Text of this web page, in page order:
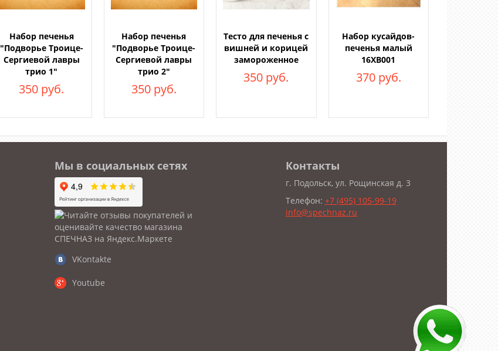
Набор печенья
"Подворье Троице-
Сергиевой лавры
трио 1"
350 руб.
Набор печенья
"Подворье Троице-
Сергиевой лавры
трио 2"
350 руб.
Тесто для печенья с
вишней и корицей
замороженное
350 руб.
Набор кусайдов-
печенья малый
16ХВ001
370 руб.
Мы в социальных сетях
VKontakte
Youtube
Контакты
г. Подольск, ул. Рощинская д. 3
Телефон: +7 (495) 105-99-19
info@spechnaz.ru